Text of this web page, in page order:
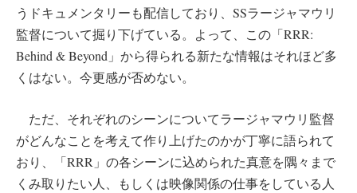
うドキュメンタリーも配信しており、SSラージャマウリ
監督について掘り下げている。よって、この「RRR:
Behind & Beyond」から得られる新たな情報はそれほど多
くはない。今更感が否めない。
ただ、それぞれのシーンについてラージャマウリ監督
がどんなことを考えて作り上げたのかが丁寧に語られて
おり、「RRR」の各シーンに込められた真意を隅々まで
くみ取りたい人、もしくは映像関係の仕事をしている人